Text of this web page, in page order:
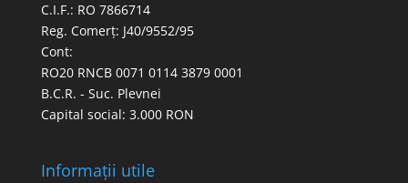
C.I.F.: RO 7866714
Reg. Comerț: J40/9552/95
Cont:
RO20 RNCB 0071 0114 3879 0001
B.C.R. - Suc. Plevnei
Capital social: 3.000 RON
Informații utile